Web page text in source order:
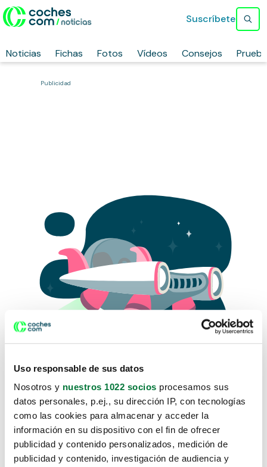
Uso responsable de sus datos
Nosotros y nuestros 1022 socios procesamos sus
datos personales, p.ej., su dirección IP, con tecnologías
como las cookies para almacenar y acceder la
información en su dispositivo con el fin de ofrecer
publicidad y contenido personalizados, medición de
publicidad y contenido, investigación de audiencia y
Noticias Fichas Fotos Vídeos Consejos
Suscríbete
Publicidad
Lo sentimos, no sabemos como
te hemos traido hasta aquí.